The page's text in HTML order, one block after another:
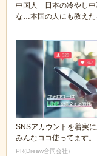
中国人「日本の冷やし中
な…本国の人にも教えた
SNSアカウントを着実
みんなココ使ってます。
PR(Dreaw合同会社)